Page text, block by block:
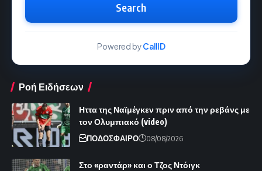
Search
Powered byCallID
Ροή Ειδήσεων
Ηττα της Ναϊμέγκεν πριν από την ρεβάνς με
τον Ολυμπιακό (video)
ΠΟΔΟΣΦΑΙΡΟ 08/08/2026
Στο «ραντάρ» και ο Τζος Ντόιγκ